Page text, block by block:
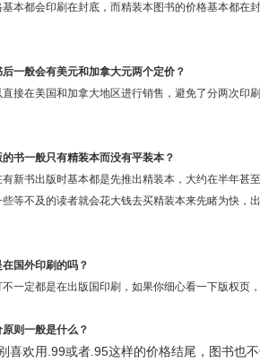
本都会印刷在封底，而精装本图书的价格基本都在封
一般会有美元和加拿大元两个定价？
接在美国和加拿大地区进行销售，避免了分两次印刷
书一般只有精装本而没有平装本？
有新书出版时基本都是先推出精装本，大约在半年
等不及的读者就会花大钱去买精装本来先睹为快，
国外印刷的吗？
不一定都是在出版国印刷，如果你细心看一下版权页
则一般是什么？
喜欢用.99或者.95这样的价格结尾，图书也